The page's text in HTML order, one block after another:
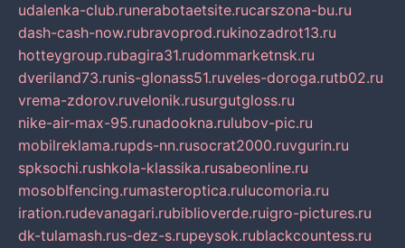
udalenka-club.runerabotaetsite.rucarszona-bu.ru
dash-cash-now.rubravoprod.rukinozadrot13.ru
hotteygroup.rubagira31.rudommarketnsk.ru
dveriland73.runis-glonass51.ruveles-doroga.rutb02.ru
vrema-zdorov.ruvelonik.rusurgutgloss.ru
nike-air-max-95.runadookna.rulubov-pic.ru
mobilreklama.rupds-nn.rusocrat2000.ruvgurin.ru
spksochi.rushkola-klassika.rusabeonline.ru
mosoblfencing.rumasteroptica.rulucomoria.ru
iration.rudevanagari.rubiblioverde.ruigro-pictures.ru
dk-tulamash.rus-dez-s.rupeysok.rublackcountess.ru